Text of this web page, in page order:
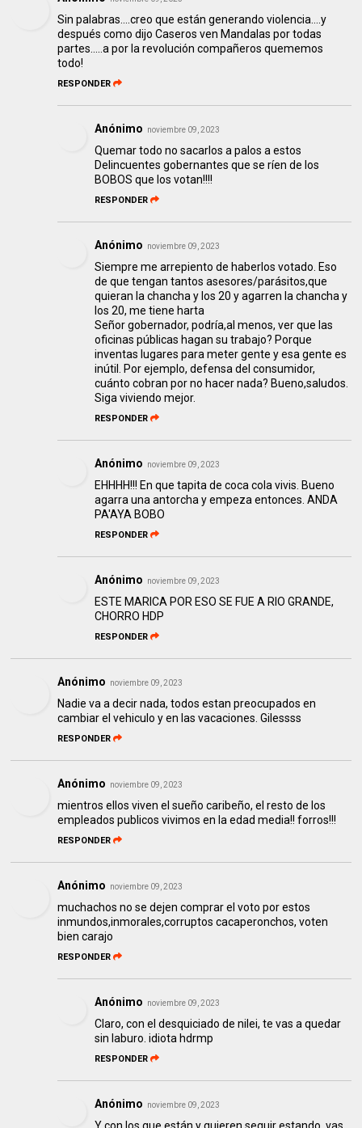
Sin palabras....creo que están generando violencia....y
después como dijo Caseros ven Mandalas por todas
partes.....a por la revolución compañeros quememos
todo!
RESPONDER
Anónimo noviembre 09, 2023
Quemar todo no sacarlos a palos a estos
Delincuentes gobernantes que se ríen de los
BOBOS que los votan!!!!
RESPONDER
Anónimo noviembre 09, 2023
Siempre me arrepiento de haberlos votado. Eso
de que tengan tantos asesores/parásitos,que
quieran la chancha y los 20 y agarren la chancha y
los 20, me tiene harta
Señor gobernador, podría,al menos, ver que las
oficinas públicas hagan su trabajo? Porque
inventas lugares para meter gente y esa gente es
inútil. Por ejemplo, defensa del consumidor,
cuánto cobran por no hacer nada? Bueno,saludos.
Siga viviendo mejor.
RESPONDER
Anónimo noviembre 09, 2023
EHHHH!!! En que tapita de coca cola vivis. Bueno
agarra una antorcha y empeza entonces. ANDA
PA'AYA BOBO
RESPONDER
Anónimo noviembre 09, 2023
ESTE MARICA POR ESO SE FUE A RIO GRANDE,
CHORRO HDP
RESPONDER
Anónimo noviembre 09, 2023
Nadie va a decir nada, todos estan preocupados en
cambiar el vehiculo y en las vacaciones. Gilessss
RESPONDER
Anónimo noviembre 09, 2023
mientros ellos viven el sueño caribeño, el resto de los
empleados publicos vivimos en la edad media!! forros!!!
RESPONDER
Anónimo noviembre 09, 2023
muchachos no se dejen comprar el voto por estos
inmundos,inmorales,corruptos cacaperonchos, voten
bien carajo
RESPONDER
Anónimo noviembre 09, 2023
Claro, con el desquiciado de nilei, te vas a quedar
sin laburo. idiota hdrmp
RESPONDER
Anónimo noviembre 09, 2023